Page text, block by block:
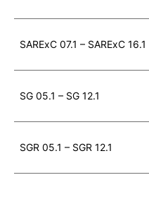
SARExC 07.1 – SARExC 16.1
SG 05.1 – SG 12.1
SGR 05.1 – SGR 12.1